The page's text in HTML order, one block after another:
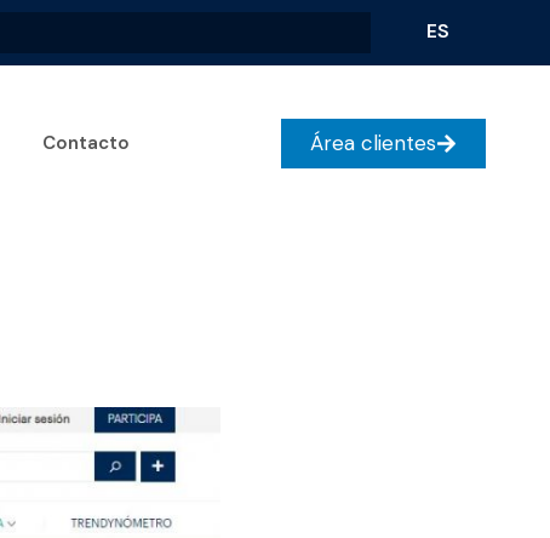
ES
Contacto Área clientes